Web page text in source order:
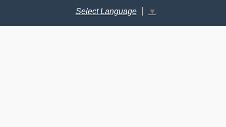
Select Language
▼